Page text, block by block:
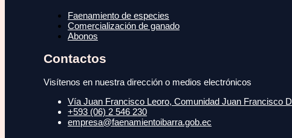
Faenamiento de especies
Comercialización de ganado
Abonos
Contactos
Visítenos en nuestra dirección o medios electrónicos
Vía Juan Francisco Leoro, Comunidad Juan Francisco
+593 (06) 2 546 230
empresa@faenamientoibarra.gob.ec